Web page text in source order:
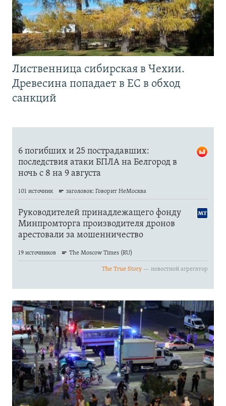
Лиственница сибирская в Чехии.
Древесина попадает в ЕС в обход
санкций